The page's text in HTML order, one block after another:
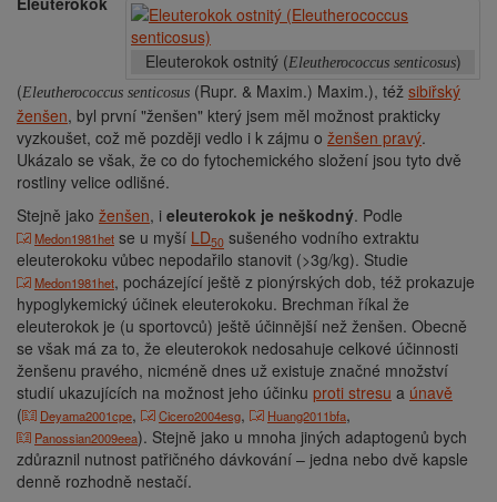
Eleuterokok ostnitý (Eleutherococcus senticosus)
(Eleutherococcus senticosus (Rupr. & Maxim.) Maxim.), též sibiřský
ženšen, byl první "ženšen" který jsem měl možnost prakticky
vyzkoušet, což mě později vedlo i k zájmu o ženšen pravý.
Ukázalo se však, že co do fytochemického složení jsou tyto dvě
rostliny velice odlišné.
Stejně jako ženšen, i eleuterokok je neškodný. Podle
Medon1981het se u myší LD50 sušeného vodního extraktu
eleuterokoku vůbec nepodařilo stanovit (>3g/kg). Studie
Medon1981het, pocházející ještě z pionýrských dob, též prokazuje
hypoglykemický účinek eleuterokoku. Brechman říkal že
eleuterokok je (u sportovců) ještě účinnější než ženšen. Obecně
se však má za to, že eleuterokok nedosahuje celkové účinnosti
ženšenu pravého, nicméně dnes už existuje značné množství
studií ukazujících na možnost jeho účinku proti stresu a únavě
(
Deyama2001cpe, Cicero2004esg, Huang2011bfa,
Panossian2009eea). Stejně jako u mnoha jiných adaptogenů bych
zdůraznil nutnost patřičného dávkování – jedna nebo dvě kapsle
denně rozhodně nestačí.